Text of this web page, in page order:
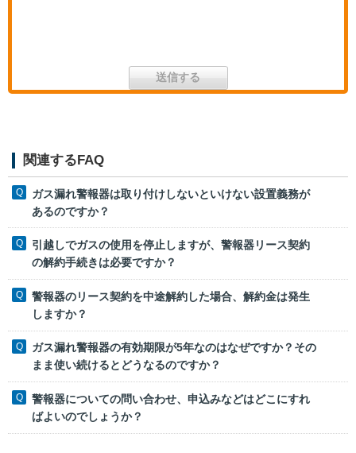
関連するFAQ
ガス漏れ警報器は取り付けしないといけない設置義務が
あるのですか？
引越しでガスの使用を停止しますが、警報器リース契約
の解約手続きは必要ですか？
警報器のリース契約を中途解約した場合、解約金は発生
しますか？
ガス漏れ警報器の有効期限が5年なのはなぜですか？その
まま使い続けるとどうなるのですか？
警報器についての問い合わせ、申込みなどはどこにすれ
ばよいのでしょうか？